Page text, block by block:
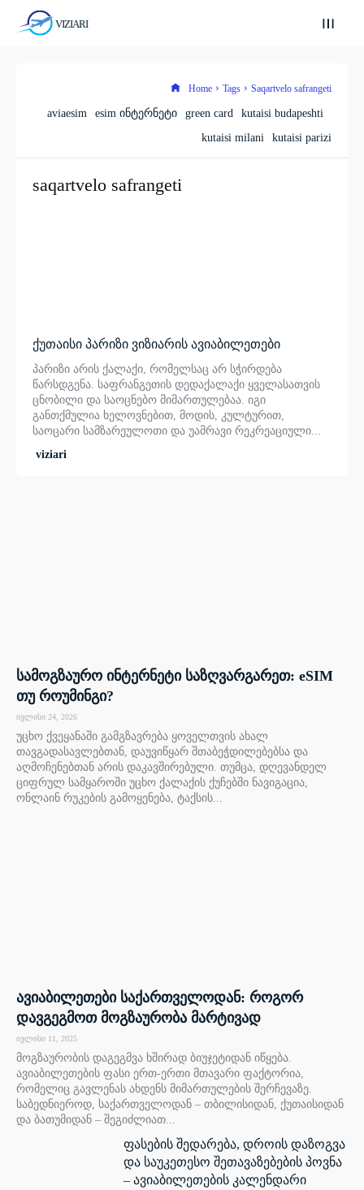
VIZIARI
Home Tags Saqartvelo safrangeti
aviaesim esim ინტერნეტი green card
kutaisi budapeshti
kutaisi milani
kutaisi parizi
saqartvelo safrangeti
ქუთაისი პარიზი ვიზიარის ავიაბილეთები
პარიზი არის ქალაქი, რომელსაც არ სჭირდება
წარსდგენა. საფრანგეთის დედაქალაქი ყველასათვის
ცნობილი და საოცნებო მიმართულებაა. იგი
განთქმულია ხელოვნებით, მოდის, კულტურით,
საოცარი სამზარეულოთი და უამრავი რეკრეაციული...
viziari
სამოგზაურო ინტერნეტი საზღვარგარეთ: eSIM
თუ როუმინგი?
ივლისი 24, 2026
უცხო ქვეყანაში გამგზავრება ყოველთვის ახალ
თავგადასავლებთან, დაუვიწყარ შთაბეჭდილებებსა და
აღმოჩენებთან არის დაკავშირებული. თუმცა, დღევანდელ
ციფრულ სამყაროში უცხო ქალაქის ქუჩებში ნავიგაცია,
ონლაინ რუკების გამოყენება, ტაქსის...
ავიაბილეთები საქართველოდან: როგორ
დავგეგმოთ მოგზაურობა მარტივად
ივლისი 11, 2025
მოგზაურობის დაგეგმვა ხშირად ბიუჯეტიდან იწყება.
ავიაბილეთების ფასი ერთ-ერთი მთავარი ფაქტორია,
რომელიც გავლენას ახდენს მიმართულების შერჩევაზე.
საბედნიეროდ, საქართველოდან – თბილისიდან, ქუთაისიდან
და ბათუმიდან – შეგიძლიათ...
ფასების შედარება, დროის დაზოგვა
და საუკეთესო შეთავაზებების პოვნა
– ავიაბილეთების კალენდარი